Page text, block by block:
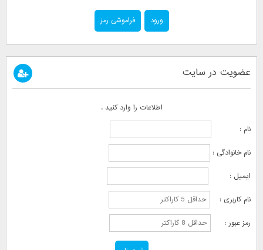
فراموشی رمز
عضویت در سایت
اطلاعات را وارد کنید .
نام :
نام خانوادگی :
ایمیل :
نام کاربری :
رمز عبور :